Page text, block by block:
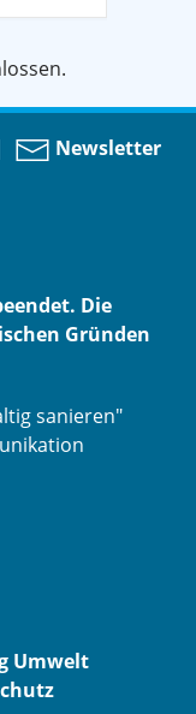
Newsletter
Die
Gründen
sanieren"
Umwelt